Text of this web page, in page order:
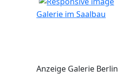
Galerie im Saalbau
Anzeige Galerie Berlin